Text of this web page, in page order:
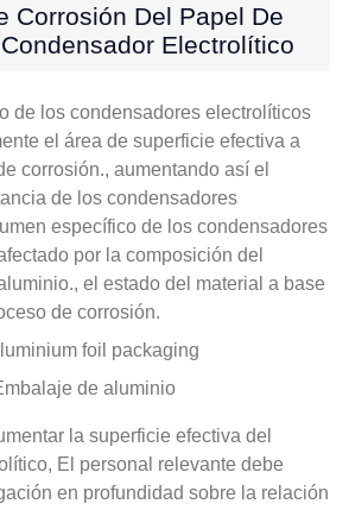
Corrosión Del Papel De
Electrolítico
de los condensadores electrolíticos
el área de superficie efectiva a
corrosión., aumentando así el
de los condensadores
específico de los condensadores
por la composición del
el estado del material a base
de corrosión.
de aluminio
la superficie efectiva del
El personal relevante debe
en profundidad sobre la relación